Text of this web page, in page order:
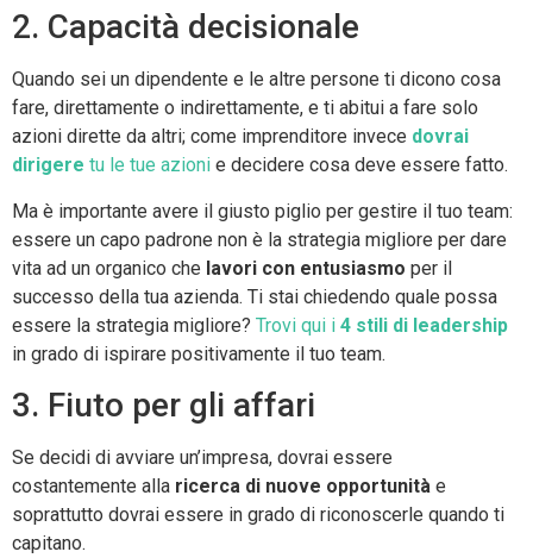
2. Capacità decisionale
Quando sei un dipendente e le altre persone ti dicono cosa
fare, direttamente o indirettamente, e ti abitui a fare solo
azioni dirette da altri; come imprenditore invece dovrai
dirigere tu le tue azioni e decidere cosa deve essere fatto.
Ma è importante avere il giusto piglio per gestire il tuo team:
essere un capo padrone non è la strategia migliore per dare
vita ad un organico che lavori con entusiasmo per il
successo della tua azienda. Ti stai chiedendo quale possa
essere la strategia migliore? Trovi qui i 4 stili di leadership
in grado di ispirare positivamente il tuo team.
3. Fiuto per gli affari
Se decidi di avviare un’impresa, dovrai essere
costantemente alla ricerca di nuove opportunità e
soprattutto dovrai essere in grado di riconoscerle quando ti
capitano.